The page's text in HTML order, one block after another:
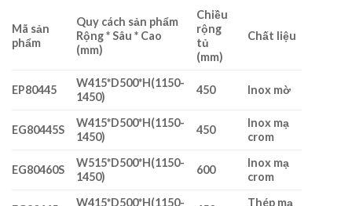
Mã sản
phẩm
Quy cách sản phẩm
Rộng * Sâu * Cao
(mm)
Chiều
rộng
tủ
(mm)
Chất liệu
EP80445
W415*D500*H(1150-
1450)
450 Inox mờ
EG80445S
W415*D500*H(1150-
1450)
450
Inox mạ
crom
EG80460S
W515*D500*H(1150-
1450)
600
Inox mạ
crom
W415*D500*H(1150-
Thép mạ